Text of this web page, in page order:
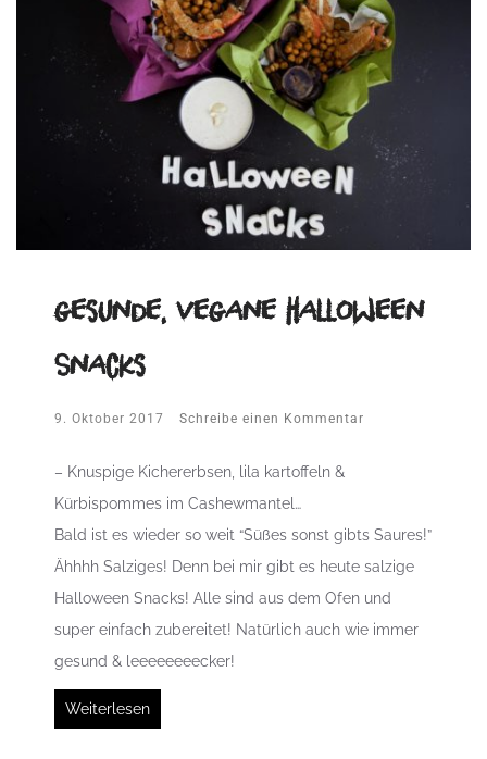
gesunde, vegane Halloween
Snacks
9. Oktober 2017 Schreibe einen Kommentar
– Knuspige Kichererbsen, lila kartoffeln &
Kürbispommes im Cashewmantel…
Bald ist es wieder so weit “Süßes sonst gibts Saures!”
Ähhhh Salziges! Denn bei mir gibt es heute salzige
Halloween Snacks! Alle sind aus dem Ofen und
super einfach zubereitet! Natürlich auch wie immer
gesund & leeeeeeeecker!
Weiterlesen